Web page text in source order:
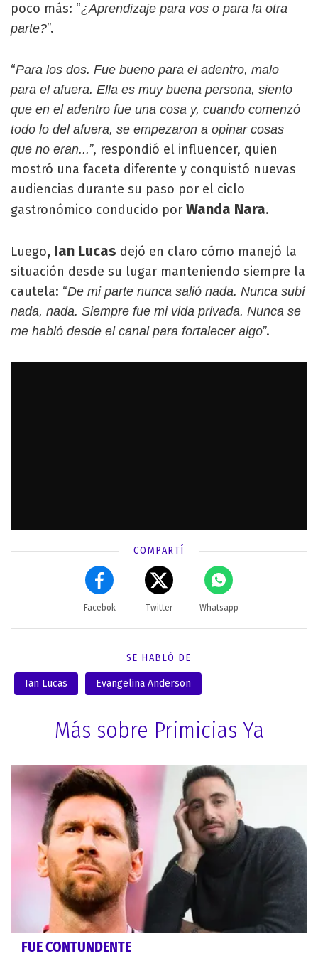
poco más: “¿Aprendizaje para vos o para la otra
parte?”.
“Para los dos. Fue bueno para el adentro, malo
para el afuera. Ella es muy buena persona, siento
que en el adentro fue una cosa y, cuando comenzó
todo lo del afuera, se empezaron a opinar cosas
que no eran...”, respondió el influencer, quien
mostró una faceta diferente y conquistó nuevas
audiencias durante su paso por el ciclo
gastronómico conducido por Wanda Nara.
Luego, Ian Lucas dejó en claro cómo manejó la
situación desde su lugar manteniendo siempre la
cautela: “De mi parte nunca salió nada. Nunca subí
nada, nada. Siempre fue mi vida privada. Nunca se
me habló desde el canal para fortalecer algo”.
COMPARTÍ
Facebok Twitter Whatsapp
SE HABLÓ DE
Ian Lucas Evangelina Anderson
Más sobre Primicias Ya
FUE CONTUNDENTE